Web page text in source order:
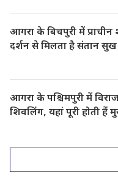
आगरा के बिचपुरी में प्राचीन
दर्शन से मिलता है संतान सुख
आगरा के पश्चिमपुरी में
शिवलिंग, यहां पूरी होती हैं